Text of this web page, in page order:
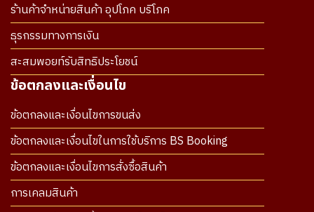
ร้านค้าจำหน่ายสินค้า อุปโภค บริโภค
ธุรกรรมทางการเงิน
สะสมพอยท์รับสิทธิประโยชน์
ข้อตกลงและเงื่อนไข
ข้อตกลงและเงื่อนไขการขนส่ง
ข้อตกลงและเงื่อนไขในการใช้บริการ BS Booking
ข้อตกลงและเงื่อนไขการสั่งซื้อสินค้า
การเคลมสินค้า